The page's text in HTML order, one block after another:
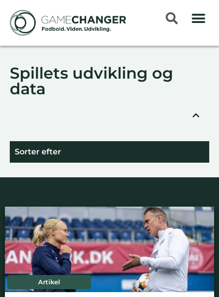
Spillets udvikling og
data
Sorter efter
Artikel